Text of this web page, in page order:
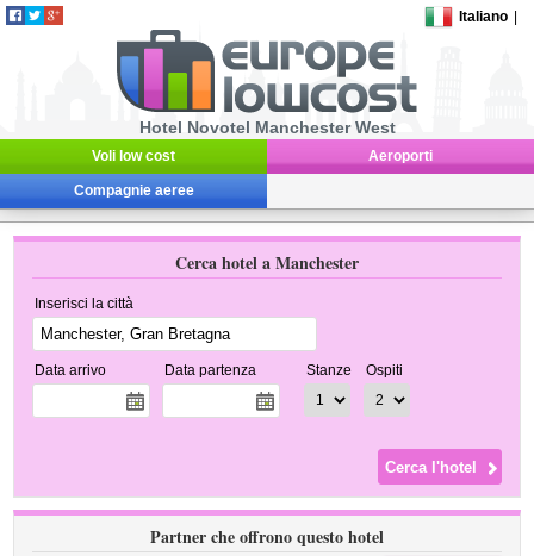
Italiano
Hotel Novotel Manchester West
Voli low cost Aeroporti
Compagnie aeree
Cerca hotel a Manchester
Inserisci la città
Data arrivo Data partenza Stanze Ospiti
Partner che offrono questo hotel